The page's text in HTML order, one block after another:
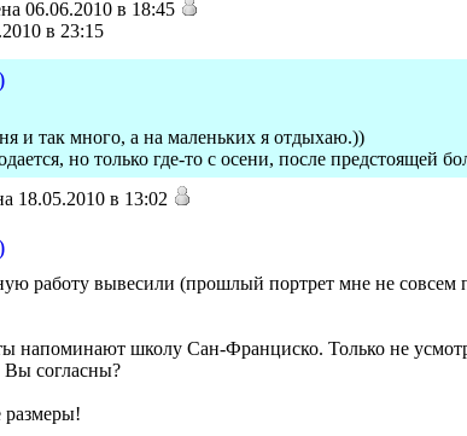
06.06.2010 в 18:45
в 23:15
и так много, а на маленьких я отдыхаю.))
но только где-то с осени, после предстоящей
18.05.2010 в 13:02
работу вывесили (прошлый портрет мне не совсем
напоминают школу Сан-Франциско. Только не
Вы согласны?
размеры!